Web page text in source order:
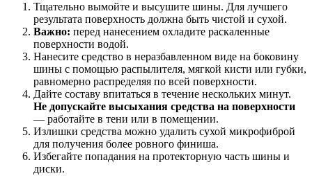
Тщательно вымойте и высушите шины. Для лучшего
результата поверхность должна быть чистой и сухой.
Важно: перед нанесением охладите раскаленные
поверхности водой.
Нанесите средство в неразбавленном виде на боковину
шины с помощью распылителя, мягкой кисти или губки,
равномерно распределяя по всей поверхности.
Дайте составу впитаться в течение нескольких минут.
Не допускайте высыхания средства на поверхности
— работайте в тени или в помещении.
Излишки средства можно удалить сухой микрофиброй
для получения более ровного финиша.
Избегайте попадания на протекторную часть шины и
диски.